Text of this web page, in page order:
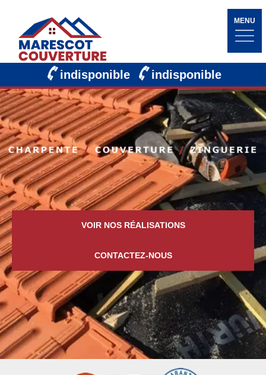
MENU
indisponible indisponible
VOIR NOS RÉALISATIONS
CONTACTEZ-NOUS